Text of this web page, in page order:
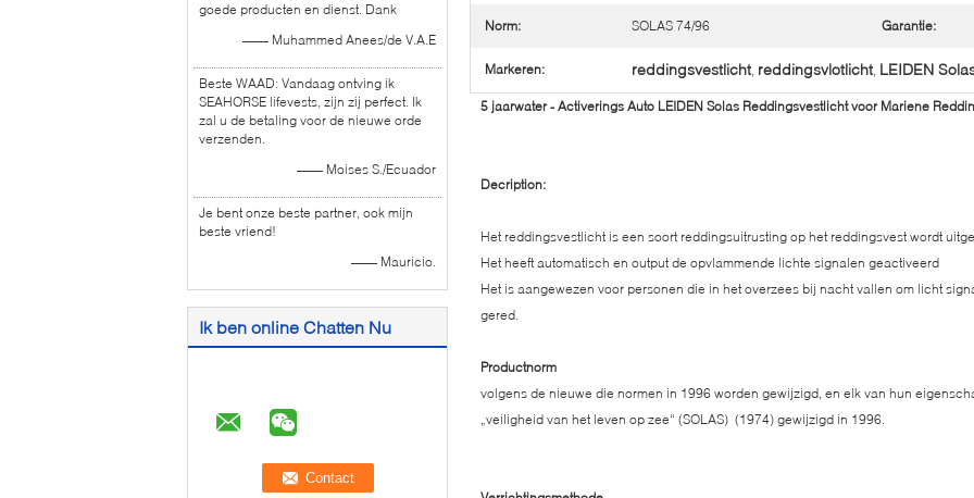
goede producten en dienst. Dank
—— Muhammed Anees/de V.A.E
Beste WAAD: Vandaag ontving ik
SEAHORSE lifevests, zijn zij perfect. Ik
zal u de betaling voor de nieuwe orde
verzenden.
—— Moises S./Ecuador
Je bent onze beste partner, ook mijn
beste vriend!
—— Mauricio.
Ik ben online Chatten Nu
Norm: SOLAS 74/96 Garantie:
Markeren: reddingsvestlicht, reddingsvlotlicht, LEIDEN
5 jaarwater - Activerings Auto LEIDEN Solas Reddingsvestlicht voor Mariene
Decription:
Het reddingsvestlicht is een soort reddingsuitrusting op het reddingsvest wordt
Het heeft automatisch en output de opvlammende lichte signalen geactiveerd
Het is aangewezen voor personen die in het overzees bij nacht vallen om licht
gered.
Productnorm
volgens de nieuwe die normen in 1996 worden gewijzigd, en elk van hun
„veiligheid van het leven op zee“ (SOLAS) (1974) gewijzigd in 1996.